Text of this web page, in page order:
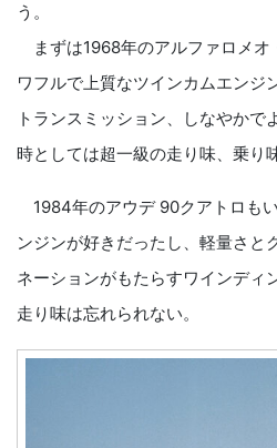
う。
まずは1968年のアルファロメオ
ワフルで上質なツインカムエンジ
トランスミッション、しなやかで
時としては超一級の走り味、乗り
1984年のアウデ 90クアトロも
ンジンが好きだったし、軽量さと
ネーションがもたらすワインディ
走り味は忘れられない。